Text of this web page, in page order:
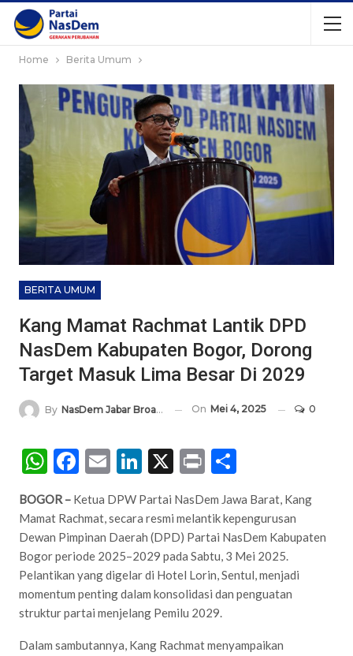
Home Berita Umum
BERITA UMUM
Kang Mamat Rachmat Lantik DPD
NasDem Kabupaten Bogor, Dorong
Target Masuk Lima Besar Di 2029
By NasDem Jabar Broadcasting Network On Mei 4, 2025 0
WhatsApp
Facebook
EmailLinkedIn
X Print
BOGOR – Ketua DPW Partai NasDem Jawa Barat, Kang
Mamat Rachmat, secara resmi melantik kepengurusan
Dewan Pimpinan Daerah (DPD) Partai NasDem Kabupaten
Bogor periode 2025–2029 pada Sabtu, 3 Mei 2025.
Pelantikan yang digelar di Hotel Lorin, Sentul, menjadi
momentum penting dalam konsolidasi dan penguatan
struktur partai menjelang Pemilu 2029.
Dalam sambutannya, Kang Rachmat menyampaikan